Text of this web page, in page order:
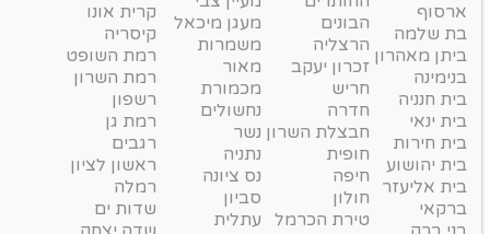
ארסוף
בת שלמה
ביתן מאהרון
בנימינה
בית חנניה
בית ינאי
בית חירות
בית יהושוע
בית אליעזר
ברקאי
הבונים
הרצליה
זכרון יעקב
חריש
חדרה
חבצלת השרון
חופית
חיפה
חולון
טירת הכרמל
מעגן מיכאל
משמרות
מאור
מכמורת
נחשולים
נשר
נתניה
נס ציונה
סביון
עתלית
קרית אונו
קיסריה
רמת השופט
רמת השרון
רשפון
רמת גן
רגבים
ראשון לציון
רמלה
שדות ים